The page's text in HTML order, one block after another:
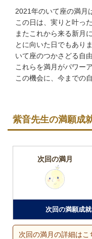
2021年のいて座の満月
この日は、実りと叶っ
またこれから来る新月
とに向いた日でもありま
いて座のつかさどる自
これらを満月がパワー
この機会に、今までの
紫音先生の満願成
次回の満月
次回の満願成
次回の満月の詳細はこ